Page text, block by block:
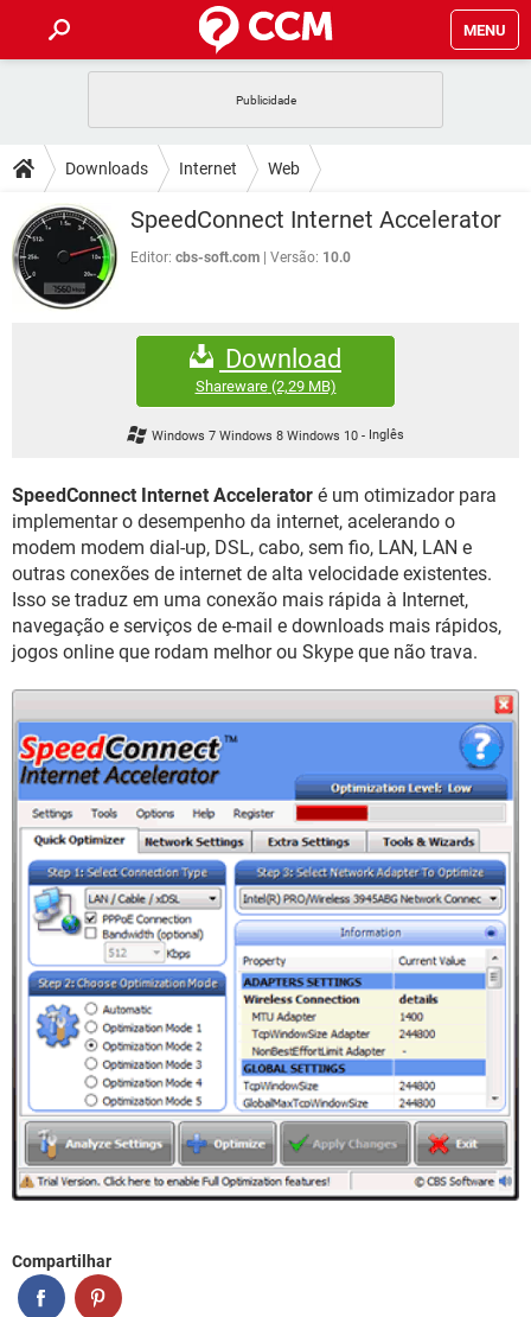
MENU
CELULAR FACEBOOK
OUTLOOK EXCEL
INSTAGRAM GMAIL
GUIA DE COMPRAS
DICAS
JOGOS WHATSAPP
CELULAR
OUTLOOK
DOWNLOADS
JOGOS WHATSAPP
CELULAR
EXCEL
GMAIL
FÓRUM
FACEBOOK
EXCEL
GMAIL
WHATSAPP
INSTAGRAM GMAIL
GUIA DE COMPRAS
Downloads Internet Web
SpeedConnect Internet Accelerator
Editor: cbs-soft.com Versão: 10.0
Download
Shareware(2,29 MB)
Windows 7 Windows 8 Windows 10 - Inglês
SpeedConnect Internet Accelerator é um otimizador para
implementar o desempenho da internet, acelerando o
modem modem dial-up, DSL, cabo, sem fio, LAN, LAN e
outras conexões de internet de alta velocidade existentes.
Isso se traduz em uma conexão mais rápida à Internet,
navegação e serviços de e-mail e downloads mais rápidos,
jogos online que rodam melhor ou Skype que não trava.
Compartilhar